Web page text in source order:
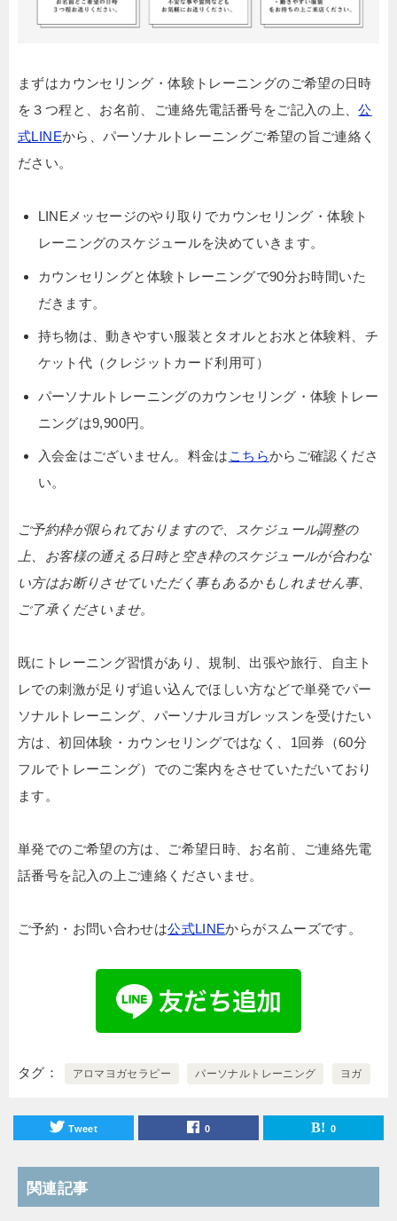
まずはカウンセリング・体験トレーニングのご希望の日時
を３つ程と、お名前、ご連絡先電話番号をご記入の上、公
式LINEから、パーソナルトレーニングご希望の旨ご連絡く
ださい。
LINEメッセージのやり取りでカウンセリング・体験ト
レーニングのスケジュールを決めていきます。
カウンセリングと体験トレーニングで90分お時間いた
だきます。
持ち物は、動きやすい服装とタオルとお水と体験料、チ
ケット代（クレジットカード利用可）
パーソナルトレーニングのカウンセリング・体験トレー
ニングは9,900円。
入会金はございません。料金は こちらからご確認くださ
い。
ご予約枠が限られておりますので、スケジュール調整の
上、お客様の通える日時と空き枠のスケジュールが合わな
い方はお断りさせていただく事もあるかもしれません事、
ご了承くださいませ。
既にトレーニング習慣があり、規制、出張や旅行、自主ト
レでの刺激が足りず追い込んでほしい方などで単発でパー
ソナルトレーニング、パーソナルヨガレッスンを受けたい
方は、初回体験・カウンセリングではなく、1回券（60分
フルでトレーニング）でのご案内をさせていただいており
ます。
単発でのご希望の方は、ご希望日時、お名前、ご連絡先電
話番号を記入の上ご連絡くださいませ。
ご予約・お問い合わせは公式LINEからがスムーズです。
タグ アロマヨガセラピー パーソナルトレーニング ヨガ
Tweet 0 0
関連記事